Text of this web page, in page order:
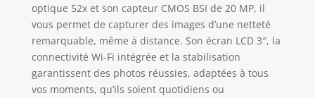
optique 52x et son capteur CMOS BSI de 20 MP, il
vous permet de capturer des images d’une netteté
remarquable, même à distance. Son écran LCD 3″, la
connectivité Wi-Fi intégrée et la stabilisation
garantissent des photos réussies, adaptées à tous
vos moments, qu’ils soient quotidiens ou